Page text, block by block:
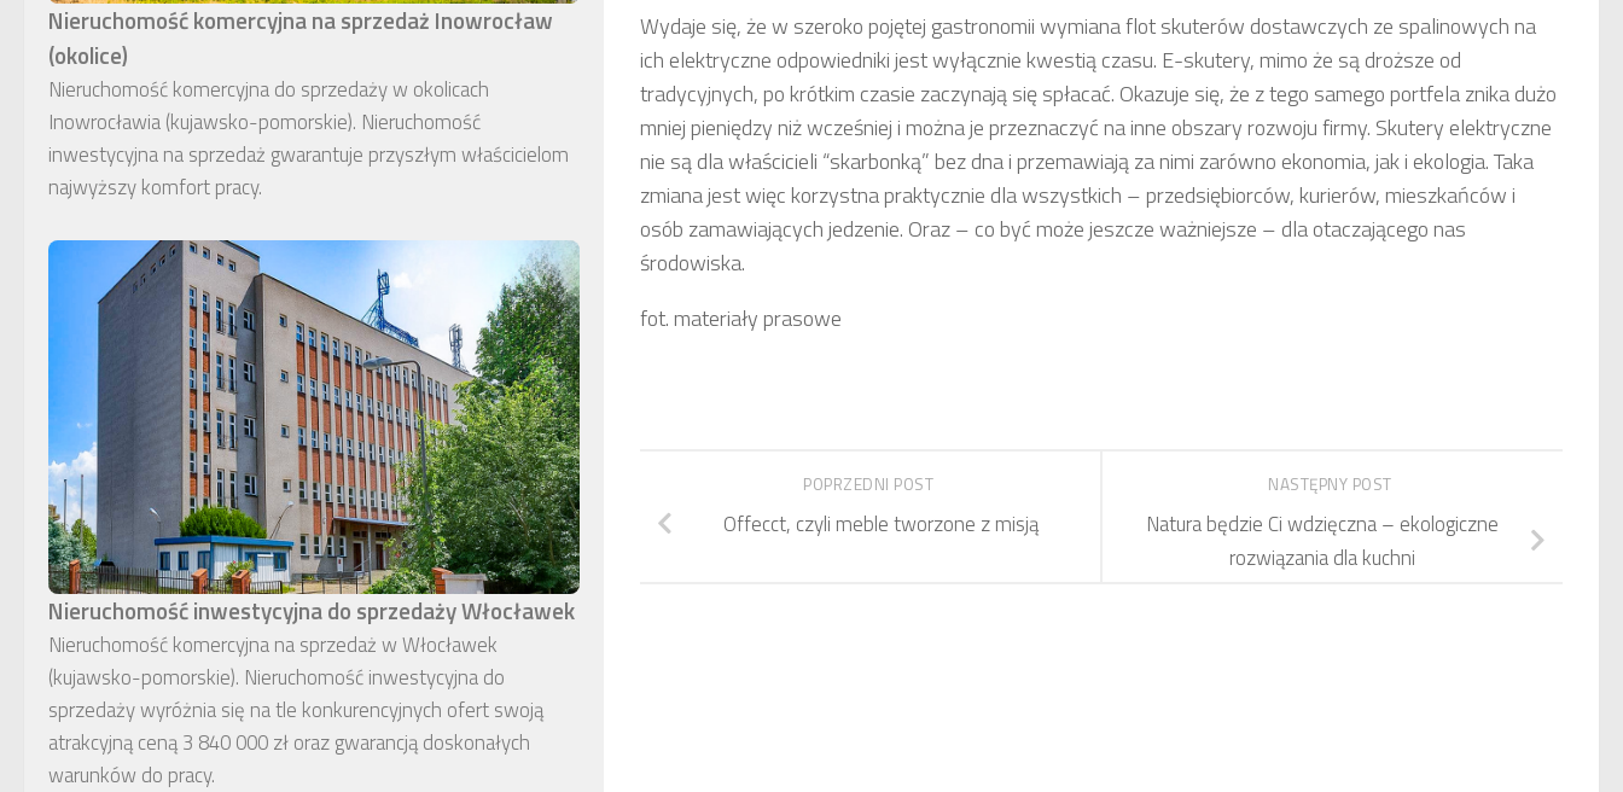
Wydaje się, że w szeroko pojętej gastronomii wymiana flot skuterów dostawczych ze spalinowych na
ich elektryczne odpowiedniki jest wyłącznie kwestią czasu. E-skutery, mimo że są droższe od
tradycyjnych, po krótkim czasie zaczynają się spłacać. Okazuje się, że z tego samego portfela znika dużo
mniej pieniędzy niż wcześniej i można je przeznaczyć na inne obszary rozwoju firmy. Skutery elektryczne
nie są dla właścicieli “skarbonką” bez dna i przemawiają za nimi zarówno ekonomia, jak i ekologia. Taka
zmiana jest więc korzystna praktycznie dla wszystkich – przedsiębiorców, kurierów, mieszkańców i
osób zamawiających jedzenie. Oraz – co być może jeszcze ważniejsze – dla otaczającego nas
środowiska.
fot. materiały prasowe
NASTĘPNY POST
Natura będzie Ci wdzięczna – ekologiczne
rozwiązania dla kuchni
POPRZEDNI POST
Offecct, czyli meble tworzone z misją
Nieruchomość komercyjna na sprzedaż Inowrocław
(okolice)
Nieruchomość komercyjna do sprzedaży w okolicach
Inowrocławia (kujawsko-pomorskie). Nieruchomość
inwestycyjna na sprzedaż gwarantuje przyszłym właścicielom
najwyższy komfort pracy.
Nieruchomość inwestycyjna do sprzedaży Włocławek
Nieruchomość komercyjna na sprzedaż w Włocławek
(kujawsko-pomorskie). Nieruchomość inwestycyjna do
sprzedaży wyróżnia się na tle konkurencyjnych ofert swoją
atrakcyjną ceną 3 840 000 zł oraz gwarancją doskonałych
warunków do pracy.